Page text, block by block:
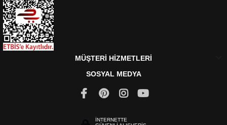
MÜŞTERİ HİZMETLERİ
SOSYAL MEDYA
İNTERNETTE